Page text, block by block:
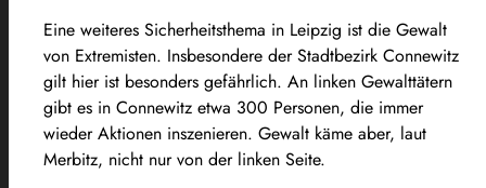
Eine weiteres Sicherheitsthema in Leipzig ist die Gewalt
von Extremisten. Insbesondere der Stadtbezirk Connewitz
gilt hier ist besonders gefährlich. An linken Gewalttätern
gibt es in Connewitz etwa 300 Personen, die immer
wieder Aktionen inszenieren. Gewalt käme aber, laut
Merbitz, nicht nur von der linken Seite.